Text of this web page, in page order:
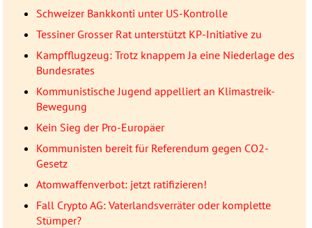
Schweizer Bankkonti unter US-Kontrolle
Tessiner Grosser Rat unterstützt KP-Initiative zu
Kampfflugzeug: Trotz knappem Ja eine Niederlage des
Bundesrates
Kommunistische Jugend appelliert an Klimastreik-
Bewegung
Kein Sieg der Pro-Europäer
Kommunisten bereit für Referendum gegen CO2-
Gesetz
Atomwaffenverbot: jetzt ratifizieren!
Fall Crypto AG: Vaterlandsverräter oder komplette
Stümper?